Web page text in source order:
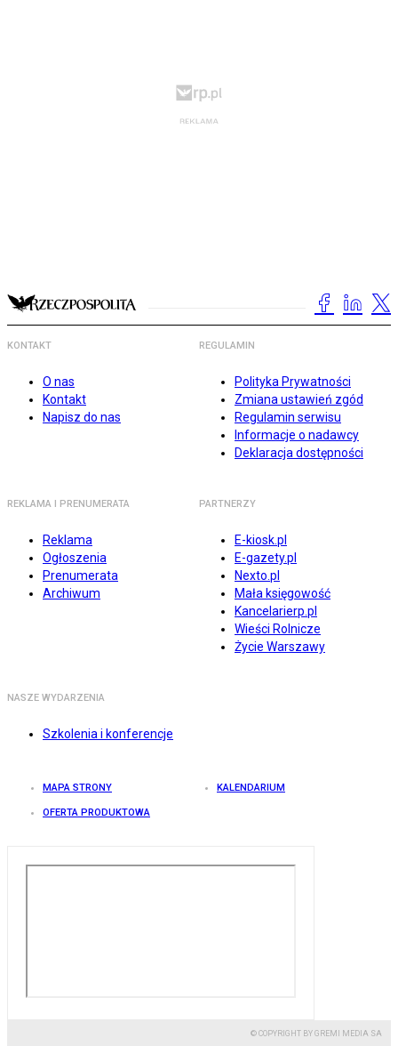
KONTAKT
O nas
Kontakt
Napisz do nas
REGULAMIN
Polityka Prywatności
Zmiana ustawień zgód
Regulamin serwisu
Informacje o nadawcy
Deklaracja dostępności
REKLAMA I PRENUMERATA
Reklama
Ogłoszenia
Prenumerata
Archiwum
PARTNERZY
E-kiosk.pl
E-gazety.pl
Nexto.pl
Mała księgowość
Kancelarierp.pl
Wieści Rolnicze
Życie Warszawy
NASZE WYDARZENIA
Szkolenia i konferencje
MAPA STRONY KALENDARIUM
OFERTA PRODUKTOWA
© COPYRIGHT BY GREMI MEDIA SA